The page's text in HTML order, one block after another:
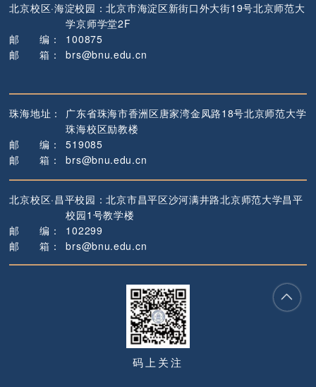
北京校区·海淀校园：北京市海淀区新街口外大街19号北京师范大
学京师学堂2F
邮
编 ：
100875
邮
箱 ： brs@bnu.edu.cn
珠海地址： 广东省珠海市香洲区唐家湾金凤路18号北京师范大学
珠海校区励教楼
邮
编 ：
519085
邮
箱 ： brs@bnu.edu.cn
北京校区·昌平校园：北京市昌平区沙河满井路北京师范大学昌平
校园1号教学楼
邮
编 ：
102299
邮
箱 ： brs@bnu.edu.cn
码上关注